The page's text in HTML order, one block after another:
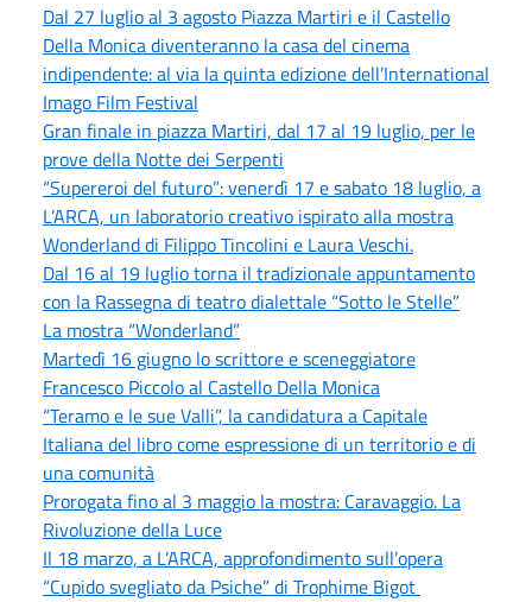
Dal 27 luglio al 3 agosto Piazza Martiri e il Castello
Della Monica diventeranno la casa del cinema
indipendente: al via la quinta edizione dell’International
Imago Film Festival
Gran finale in piazza Martiri, dal 17 al 19 luglio, per le
prove della Notte dei Serpenti
“Supereroi del futuro”: venerdì 17 e sabato 18 luglio, a
L’ARCA, un laboratorio creativo ispirato alla mostra
Wonderland di Filippo Tincolini e Laura Veschi.
Dal 16 al 19 luglio torna il tradizionale appuntamento
con la Rassegna di teatro dialettale “Sotto le Stelle”
La mostra “Wonderland”
Martedì 16 giugno lo scrittore e sceneggiatore
Francesco Piccolo al Castello Della Monica
“Teramo e le sue Valli”, la candidatura a Capitale
Italiana del libro come espressione di un territorio e di
una comunità
Prorogata fino al 3 maggio la mostra: Caravaggio. La
Rivoluzione della Luce
Il 18 marzo, a L’ARCA, approfondimento sull’opera
“Cupido svegliato da Psiche” di Trophime Bigot